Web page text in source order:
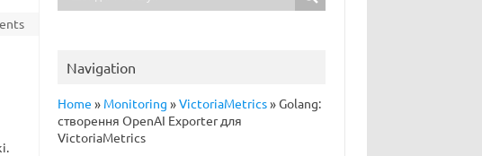
Navigation
Home » Monitoring »VictoriaMetrics»Golang:
створення OpenAI Exporter для
VictoriaMetrics